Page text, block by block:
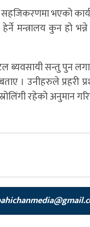
सहजिकरणमा भएको
कुन हो भन्ने
ब्यवसायी सन्तु पुन
। उनीहरुले प्रहरी
रहेको अनुमान